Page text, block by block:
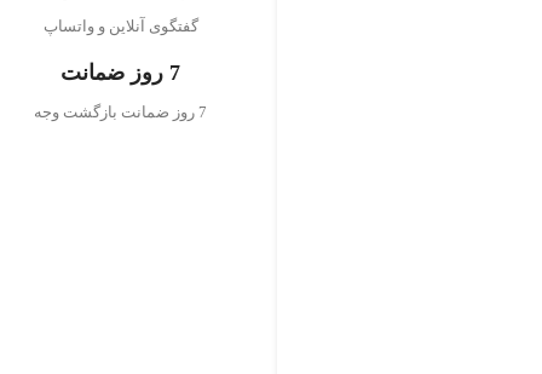
گفتگوی آنلاین و واتساپ
7 روز ضمانت
7 روز ضمانت بازگشت وجه